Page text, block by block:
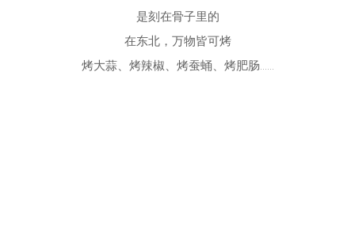
是刻在骨子里的
在东北，万物皆可烤
烤大蒜、烤辣椒、烤蚕蛹、烤肥肠……